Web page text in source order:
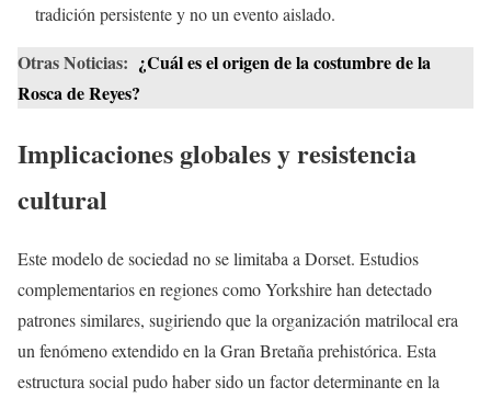
tradición persistente y no un evento aislado.
Otras Noticias: ¿Cuál es el origen de la costumbre de la
Rosca de Reyes?
Implicaciones globales y resistencia
cultural
Este modelo de sociedad no se limitaba a Dorset. Estudios
complementarios en regiones como Yorkshire han detectado
patrones similares, sugiriendo que la organización matrilocal era
un fenómeno extendido en la Gran Bretaña prehistórica. Esta
estructura social pudo haber sido un factor determinante en la